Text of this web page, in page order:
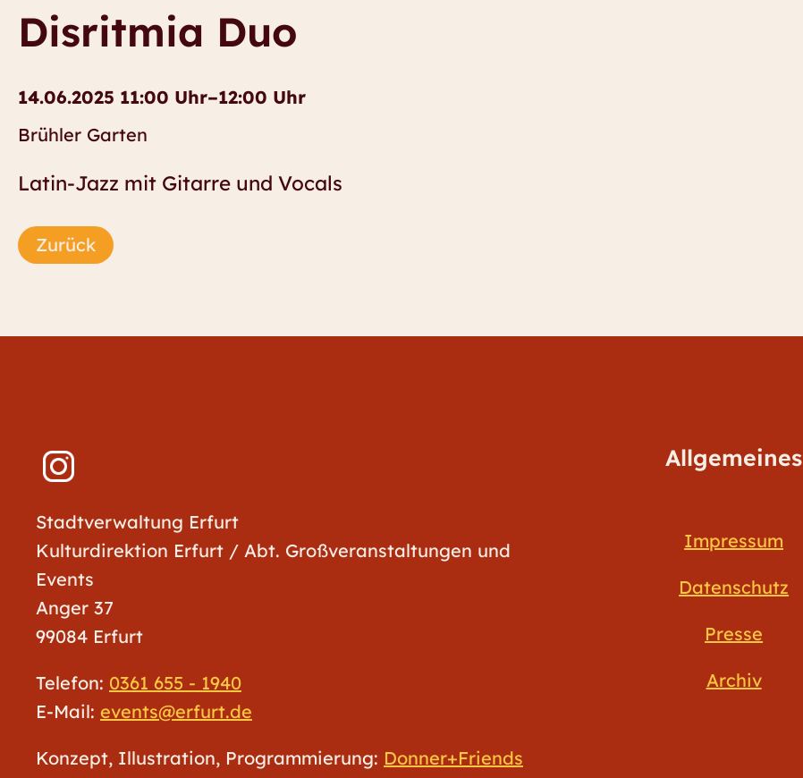
Disritmia Duo
14.06.2025 11:00 Uhr–12:00 Uhr
Brühler Garten
Latin-Jazz mit Gitarre und Vocals
Zurück
Stadtverwaltung Erfurt
Kulturdirektion Erfurt / Abt. Großveranstaltungen und
Events
Anger 37
99084 Erfurt
Telefon: 0361 655 - 1940
E-Mail: events@erfurt.de
Konzept, Illustration, Programmierung: Donner+Friends
Allgemeines
Impressum
Datenschutz
Presse
Archiv